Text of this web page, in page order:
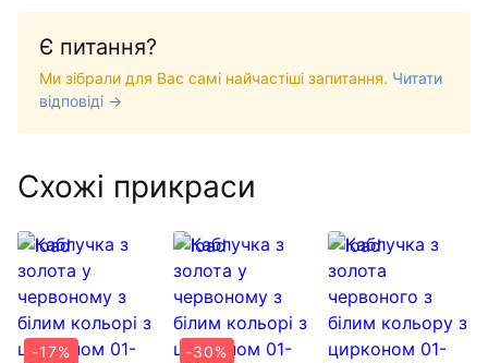
Є питання?
Ми зібрали для Вас самі найчастіші запитання. Читати
відповіді →
Схожі прикраси
-17%
-30%